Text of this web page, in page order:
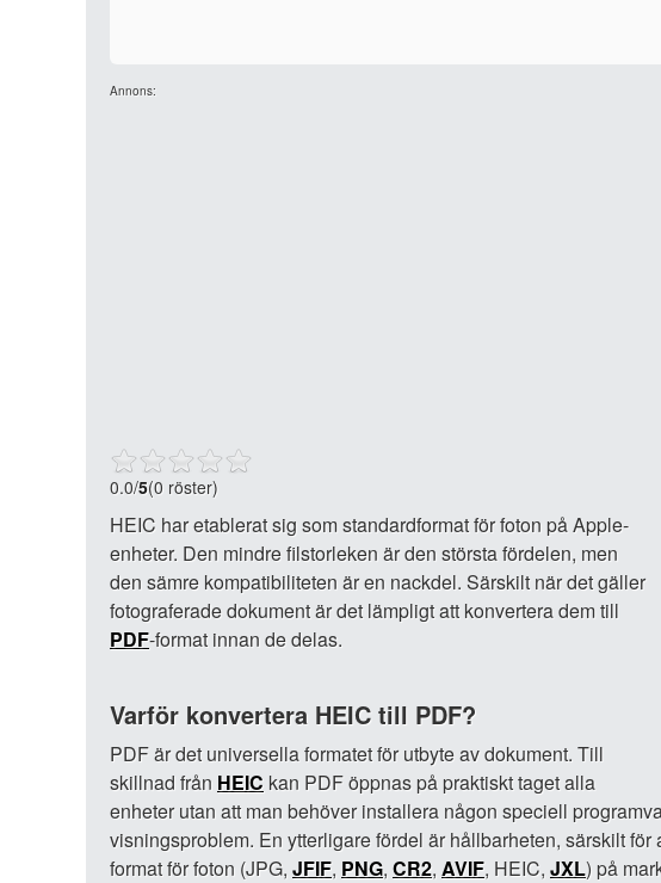
Annons:
0.0/5(0 röster)
HEIC har etablerat sig som standardformat för foton på Apple-
enheter. Den mindre filstorleken är den största fördelen, men
den sämre kompatibiliteten är en nackdel. Särskilt när det gäller
fotograferade dokument är det lämpligt att konvertera dem till
PDF-format innan de delas.
Varför konvertera HEIC till PDF?
PDF är det universella formatet för utbyte av dokument. Till
skillnad från HEIC kan PDF öppnas på praktiskt taget alla
enheter utan att man behöver installera någon speciell
visningsproblem. En ytterligare fördel är hållbarheten, särskilt
format för foton (JPG, JFIF, PNG, CR2, AVIF, HEIC, JXL) på